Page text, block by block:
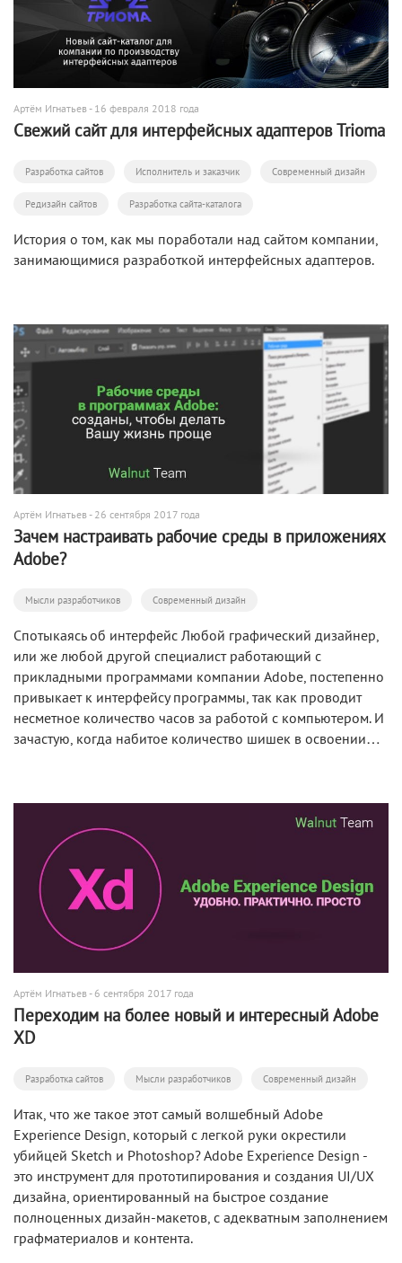
Артём Игнатьев- 16 февраля 2018 года
Свежий сайт для интерфейсных адаптеров Trioma
Разработка сайтов Исполнитель и заказчик Современный дизайн
Редизайн сайтов Разработка сайта-каталога
История о том, как мы поработали над сайтом компании,
занимающимися разработкой интерфейсных адаптеров.
Артём Игнатьев- 26 сентября 2017 года
Зачем настраивать рабочие среды в приложениях
Adobe?
Мысли разработчиков Современный дизайн
Спотыкаясь об интерфейс Любой графический дизайнер,
или же любой другой специалист работающий с
прикладными программами компании Adobe, постепенно
привыкает к интерфейсу программы, так как проводит
несметное количество часов за работой с компьютером. И
зачастую, когда набитое количество шишек в освоении…
Артём Игнатьев- 6 сентября 2017 года
Переходим на более новый и интересный Adobe
XD
Разработка сайтов Мысли разработчиков Современный дизайн
Итак, что же такое этот самый волшебный Adobe
Experience Design, который с легкой руки окрестили
убийцей Sketch и Photoshop? Adobe Experience Design -
это инструмент для прототипирования и создания UI/UX
дизайна, ориентированный на быстрое создание
полноценных дизайн-макетов, с адекватным заполнением
графматериалов и контента.